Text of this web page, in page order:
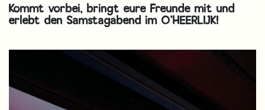
Kommt vorbei, bringt eure Freunde mit und
erlebt den Samstagabend im O’HEERLIJK!